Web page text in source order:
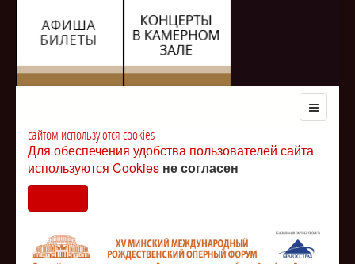
сайтом используются cookies
Для обеспечения удобства пользователей сайта
используются Cookies не согласен